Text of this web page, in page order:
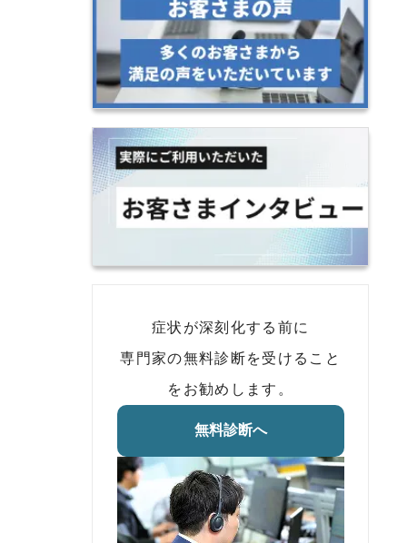
症状が深刻化する前に
専門家の無料診断を受けること
をお勧めします。
無料診断へ